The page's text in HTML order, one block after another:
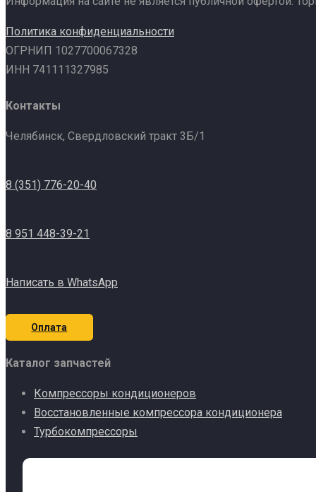
Политика конфиденциальности
ОГРНИП 1027700067328
ИНН 741111327985
Контакты
Челябинск, Свердловский тракт 3Б/1
8 (351) 776-20-40
8 951 448-39-21
Написать в WhatsApp
Оплата
Каталог запчастей
Компрессоры кондиционеров
Восстановленные компрессора кондиционера
Турбокомпрессоры